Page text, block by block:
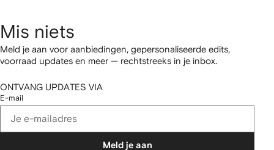
Mis niets
Meld je aan voor aanbiedingen, gepersonaliseerde edits,
voorraad updates en meer — rechtstreeks in je inbox.
ONTVANG UPDATES VIA
E-mail
Meld je aan